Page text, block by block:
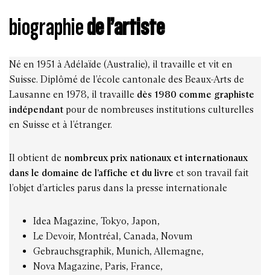
biographiede l’artiste
Né en 1951 à Adélaïde (Australie), il travaille et vit en
Suisse. Diplômé de l’école cantonale des Beaux-Arts de
Lausanne en 1978, il travaille dès 1980 comme graphiste
indépendant pour de nombreuses institutions culturelles
en Suisse et à l’étranger.
Il obtient de nombreux prix nationaux et internationaux
dans le domaine de l’affiche et du livre et son travail fait
l’objet d’articles parus dans la presse internationale
Idea Magazine, Tokyo, Japon,
Le Devoir, Montréal, Canada, Novum
Gebrauchsgraphik, Munich, Allemagne,
Nova Magazine, Paris, France,